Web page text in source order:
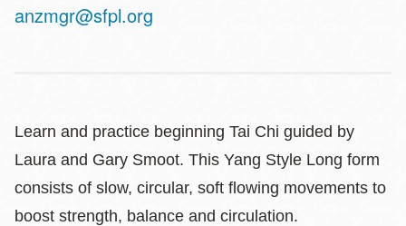
anzmgr@sfpl.org
Learn and practice beginning Tai Chi guided by
Laura and Gary Smoot. This Yang Style Long form
consists of slow, circular, soft flowing movements to
boost strength, balance and circulation.